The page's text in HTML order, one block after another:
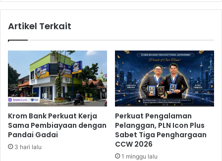
b
d
b
e
k
W
a
j
i
b
P
P
k
r
a
f
e
r
e
Artikel Terkait
Krom Bank Perkuat Kerja
Sama Pembiayaan dengan
Pandai Gadai
3 hari lalu
Perkuat Pengalaman
Pelanggan, PLN Icon Plus
Sabet Tiga Penghargaan
CCW 2026
1 minggu lalu